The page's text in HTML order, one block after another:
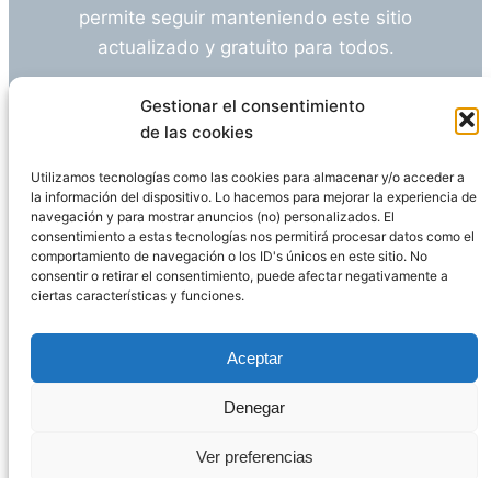
Gestionar el consentimiento
de las cookies
Utilizamos tecnologías como las cookies para almacenar y/o acceder a
la información del dispositivo. Lo hacemos para mejorar la experiencia de
navegación y para mostrar anuncios (no) personalizados. El
consentimiento a estas tecnologías nos permitirá procesar datos como el
comportamiento de navegación o los ID's únicos en este sitio. No
consentir o retirar el consentimiento, puede afectar negativamente a
ciertas características y funciones.
Aceptar
Denegar
Ver preferencias
permite seguir manteniendo este sitio
actualizado y gratuito para todos.
¿Tienes alguna duda o sugerencia? Escríbeme
info@empleosanitarioinvestigacion.es
Descargo de Responsabilidad
Declaración de Privacidad Política de cookies
WordPress
Página administrada por Javier Ripoll